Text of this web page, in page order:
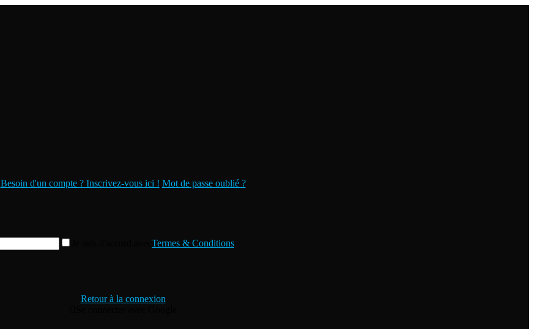
Besoin d'un compte ? Inscrivez-vous ici ! Mot de passe oublié ?
Termes & Conditions
Retour à la connexion